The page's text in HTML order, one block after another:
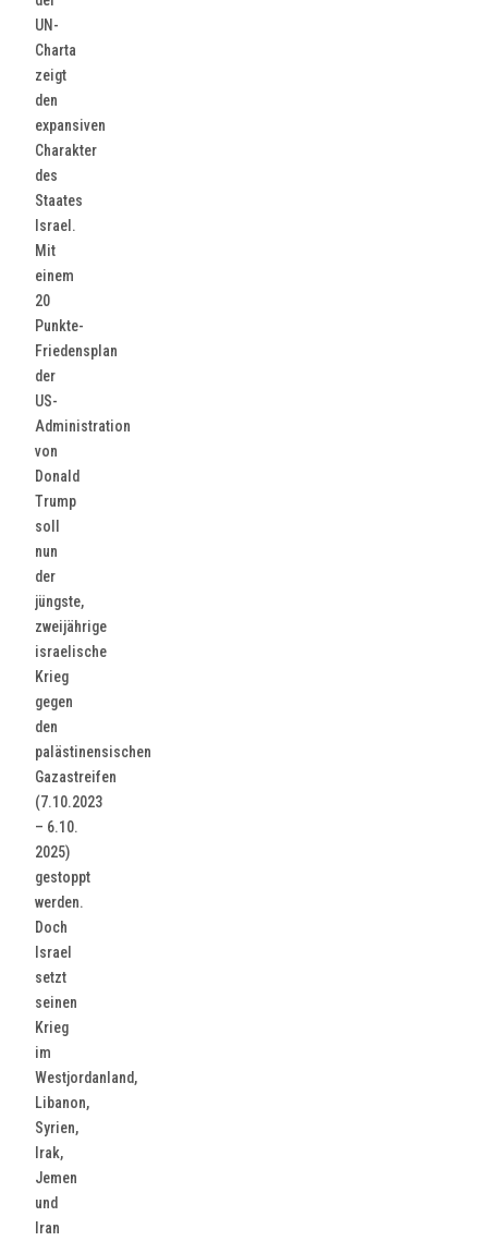
UN-
Charta
zeigt
den
expansiven
Charakter
des
Staates
Israel.
Mit
einem
20
Punkte-
Friedensplan
der
US-
Administration
von
Donald
Trump
soll
nun
der
jüngste,
zweijährige
israelische
Krieg
gegen
den
palästinensischen
Gazastreifen
(7.10.2023
– 6.10.
2025)
gestoppt
werden.
Doch
Israel
setzt
seinen
Krieg
im
Westjordanland,
Libanon,
Syrien,
Irak,
Jemen
und
Iran